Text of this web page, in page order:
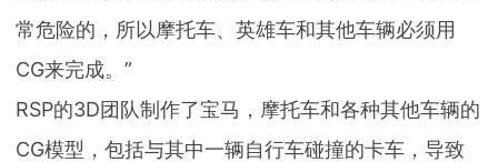
常危险的，所以摩托车、英雄车和其他车辆必须用
CG来完成。”
RSP的3D团队制作了宝马，摩托车和各种其他车辆的
CG模型，包括与其中一辆自行车碰撞的卡车，导致